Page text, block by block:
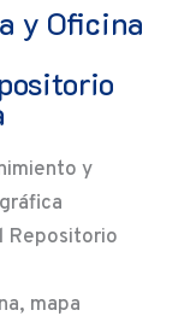
y Oficina
y
Repositorio
mapa